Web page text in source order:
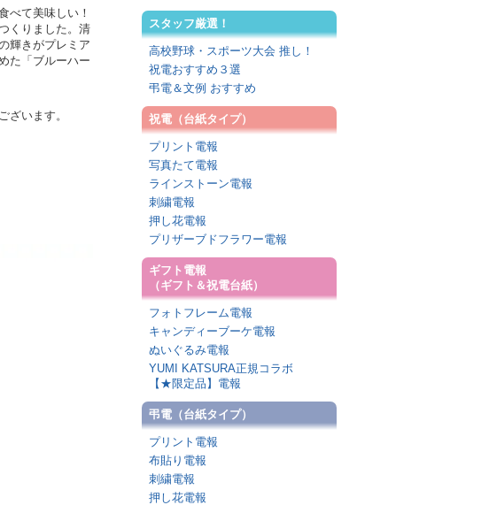
べて美味しい！
くりました。清
輝きがプレミア
た「ブルーハー
ざいます。
スタッフ厳選！
高校野球・スポーツ大会 推し！
祝電おすすめ３選
弔電＆文例 おすすめ
祝電（台紙タイプ）
プリント電報
写真たて電報
ラインストーン電報
刺繍電報
押し花電報
プリザーブドフラワー電報
ギフト電報
（ギフト＆祝電台紙）
フォトフレーム電報
キャンディーブーケ電報
ぬいぐるみ電報
YUMI KATSURA正規コラボ
【★限定品】電報
弔電（台紙タイプ）
プリント電報
布貼り電報
刺繍電報
押し花電報